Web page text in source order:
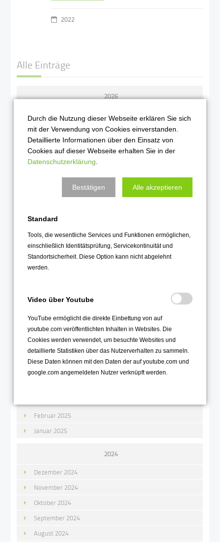
2022
Alle Einträge
2026
August 2026
Juli 2026
Juni 2026
Mai 2026
April 2026
Januar 2026
2025
August 2025
Juli 2025
Juni 2025
Mai 2025
Februar 2025
Januar 2025
2024
Dezember 2024
November 2024
Oktober 2024
September 2024
August 2024
Durch die Nutzung dieser Webseite erklären Sie sich
mit der Verwendung von Cookies einverstanden.
Detaillierte Informationen über den Einsatz von
Cookies auf dieser Webseite erhalten Sie in der
Datenschutzerklärung
Bestätigen Alle akzeptieren
Standard
Tools, die wesentliche Services und Funktionen ermöglichen,
einschließlich Identitätsprüfung, Servicekontinuität und
Standortsicherheit. Diese Option kann nicht abgelehnt
werden.
Video über Youtube
YouTube ermöglicht die direkte Einbettung von auf
youtube.com veröffentlichten Inhalten in Websites. Die
Cookies werden verwendet, um besuchte Websites und
detaillierte Statistiken über das Nutzerverhalten zu sammeln.
Diese Daten können mit den Daten der auf youtube.com und
google.com angemeldeten Nutzer verknüpft werden.